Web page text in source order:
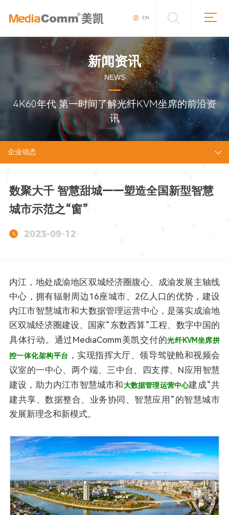
EN
新闻资讯
NEWS
4K60年代 第一时间了解光纤KVM坐席的前沿资
讯
企业动态
数聚大千 智慧甜城——塑造全国新型智慧
城市示范之“窗”
2023-09-12
内江，地处成渝地区双城经济圈腹心、成渝发展主轴线
中心，拥有辐射周边16座城市、2亿人口的优势，建设
内江市智慧城市和大数据管理运营中心，是落实成渝地
区双城经济圈建设、国家“东数西算”工程、数字中国的
具体行动。通过MediaComm美凯交付的光纤KVM坐席拼
控一体化架构平台 ，实现指挥大厅、领导驾驶舱和视频会
议室的一中心、两个端、三中台、四支撑、N应用智慧
建设，助力内江市智慧城市和大数据管理运营中心建成“共
建共享、数据整合、业务协同、智慧应用”的智慧城市
发展新理念和新模式。